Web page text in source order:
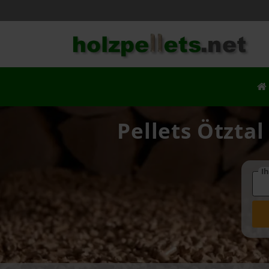
Pellets